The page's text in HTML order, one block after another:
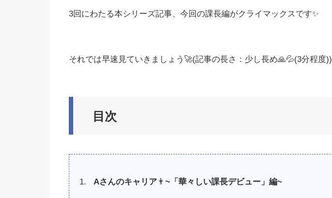
3回にわたる本シリーズ記事、今回の課長編がクライマックスです✨
それでは早速見ていきましょう🚀(記事の長さ：少し長め🙏💦(3分程度))
目次
Aさんのキャリア 👨 ~ 「華々しい課長デビュー」編~